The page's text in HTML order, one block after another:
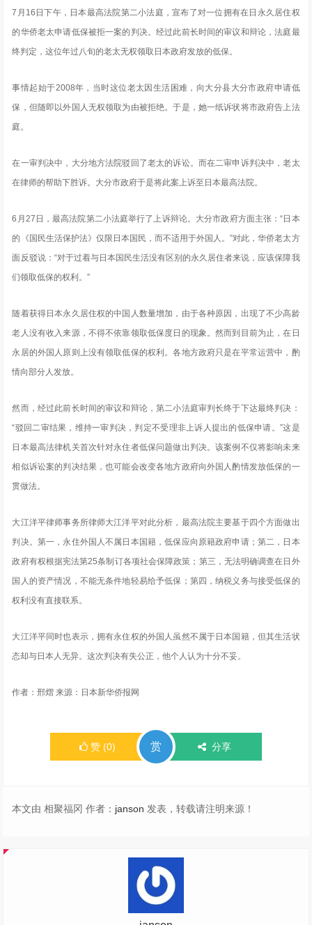
7月16日下午，日本最高法院第二小法庭，宣布了对一位拥有在日永久居住权
的华侨老太申请低保被拒一案的判决。经过此前长时间的审议和辩论，法庭最
终判定，这位年过八旬的老太无权领取日本政府发放的低保。
事情起始于2008年，当时这位老太因生活困难，向大分县大分市政府申请低
保，但随即以外国人无权领取为由被拒绝。于是，她一纸诉状将市政府告上法
庭。
在一审判决中，大分地方法院驳回了老太的诉讼。而在二审申诉判决中，老太
在律师的帮助下胜诉。大分市政府于是将此案上诉至日本最高法院。
6月27日，最高法院第二小法庭举行了上诉辩论。大分市政府方面主张：“日本
的《国民生活保护法》仅限日本国民，而不适用于外国人。”对此，华侨老太方
面反驳说：“对于过着与日本国民生活没有区别的永久居住者来说，应该保障我
们领取低保的权利。”
随着获得日本永久居住权的中国人数量增加，由于各种原因，出现了不少高龄
老人没有收入来源，不得不依靠领取低保度日的现象。然而到目前为止，在日
永居的外国人原则上没有领取低保的权利。各地方政府只是在平常运营中，酌
情向部分人发放。
然而，经过此前长时间的审议和辩论，第二小法庭审判长终于下达最终判决：
“驳回二审结果，维持一审判决，判定不受理非上诉人提出的低保申请。”这是
日本最高法律机关首次针对永住者低保问题做出判决。该案例不仅将影响未来
相似诉讼案的判决结果，也可能会改变各地方政府向外国人酌情发放低保的一
贯做法。
大江洋平律师事务所律师大江洋平对此分析，最高法院主要基于四个方面做出
判决。第一，永住外国人不属日本国籍，低保应向原籍政府申请；第二，日本
政府有权根据宪法第25条制订各项社会保障政策；第三，无法明确调查在日外
国人的资产情况，不能无条件地轻易给予低保；第四，纳税义务与接受低保的
权利没有直接联系。
大江洋平同时也表示，拥有永住权的外国人虽然不属于日本国籍，但其生活状
态却与日本人无异。这次判决有失公正，他个人认为十分不妥。
作者：邢熠 来源：日本新华侨报网
赞 (0) 赏 分享
本文由 相聚福冈 作者： janson 发表，转载请注明来源！